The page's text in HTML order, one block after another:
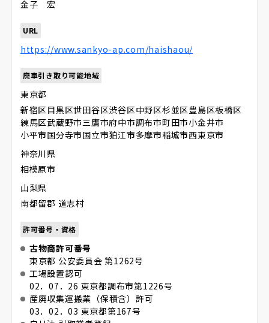
金子 宏
URL
https://www.sankyo-ap.com/haishaou/
廃車引き取り可能地域
東京都
新宿区目黒区世田谷区渋谷区中野区杉並区豊島区板橋区
練馬区武蔵野市三鷹市府中市調布市町田市小金井市
小平市国分寺市国立市狛江市多摩市稲城市西東京市
神奈川県
相模原市
山梨県
南都留郡 道志村
許可番号・資格
古物商許可番号
東京都 公安委員会 第1262号
工場設置認可
02．07．26 東京都調布市第1226号
産廃収集運搬業（保積含）許可
03．02．03 東京都第167号